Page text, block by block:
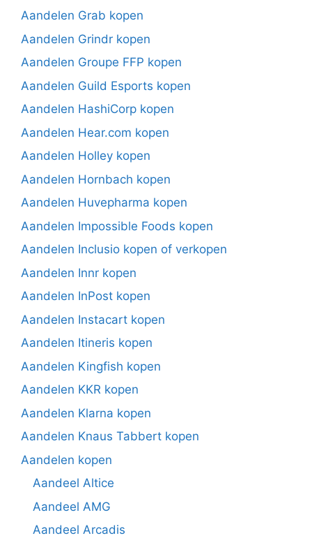
Aandelen Grab kopen
Aandelen Grindr kopen
Aandelen Groupe FFP kopen
Aandelen Guild Esports kopen
Aandelen HashiCorp kopen
Aandelen Hear.com kopen
Aandelen Holley kopen
Aandelen Hornbach kopen
Aandelen Huvepharma kopen
Aandelen Impossible Foods kopen
Aandelen Inclusio kopen of verkopen
Aandelen Innr kopen
Aandelen InPost kopen
Aandelen Instacart kopen
Aandelen Itineris kopen
Aandelen Kingfish kopen
Aandelen KKR kopen
Aandelen Klarna kopen
Aandelen Knaus Tabbert kopen
Aandelen kopen
Aandeel Altice
Aandeel AMG
Aandeel Arcadis